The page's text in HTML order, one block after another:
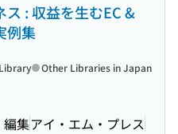
ス : 収益を生むEC &
例集
編集アイ・エム・プレス
Other Libraries in Japan